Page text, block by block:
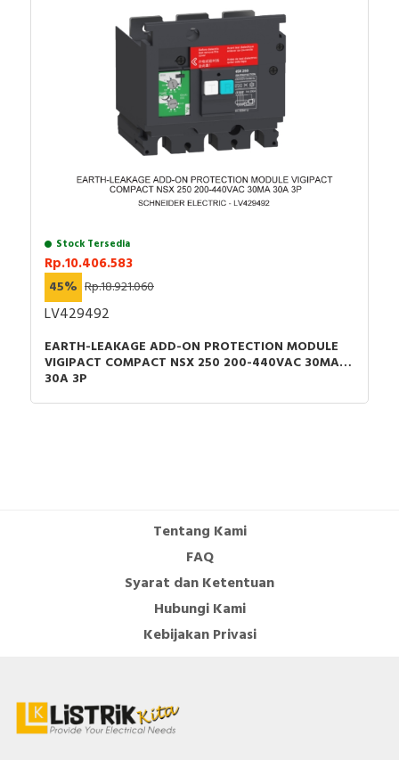
Tinggi (T): 137 mm
Kedalaman (D): 80 mm
Berat produk: 1,06 kg
Warna: Abu-abu (RAL 7016)
Garansi : 12 bulan
Stock Tersedia
Rp.10.406.583
45% Rp.18.921.060
LV429492
EARTH-LEAKAGE ADD-ON PROTECTION MODULE
VIGIPACT COMPACT NSX 250 200-440VAC 30MA
30A 3P
Tentang Kami
FAQ
Syarat dan Ketentuan
Hubungi Kami
Kebijakan Privasi